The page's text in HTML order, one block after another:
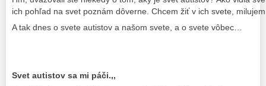
ich pohľad na svet poznám dôverne. Chcem žiť v ich svete,
A tak dnes o svete autistov a našom svete, a o svete vôbec…
Svet autistov sa mi páči.,,